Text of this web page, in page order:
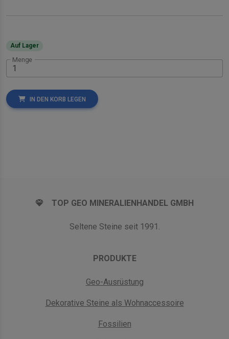
Auf Lager
Menge
IN DEN KORB LEGEN
TOP GEO MINERALIENHANDEL GMBH
Seltene Steine seit 1991.
PRODUKTE
Geo-Ausrüstung
Dekorative Steine als Wohnaccessoire
Fossilien